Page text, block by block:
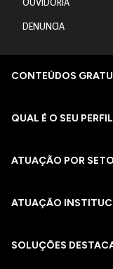
OUVIDORIA
DENUNCIA
CONTEÚDOS
QUAL É O SEU
ATUAÇÃO POR
ATUAÇÃO
SOLUÇÕES